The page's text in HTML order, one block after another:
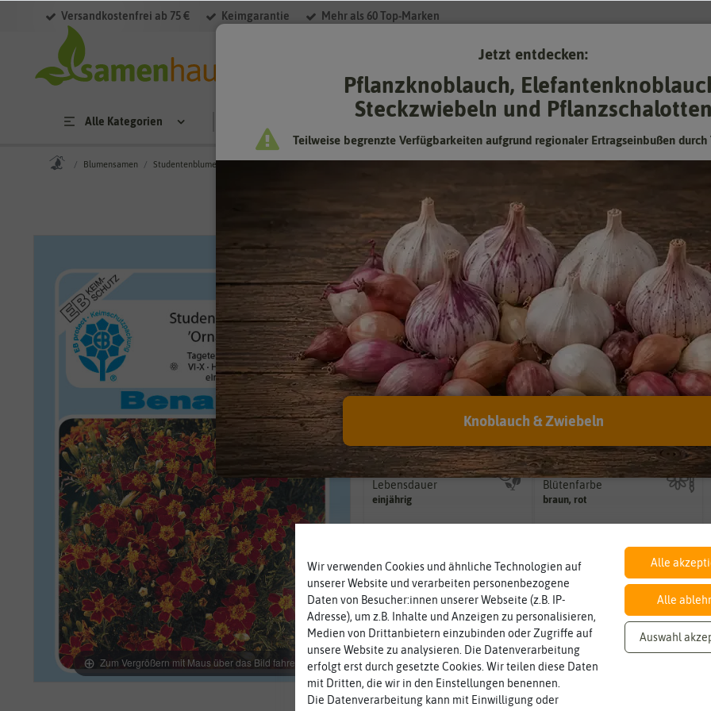
Versandkostenfrei ab 75 € Keimgarantie Mehr als 60 Top-Marken
Alle Kategorien
Blumensamen Studentenblumensamen
Zum Vergrößern mit Maus über das Bild fahren
Studentenblume Ornament
Hersteller:
Benary Samen
Artikelnummer:
W400081
4013016544006
Samen für ca. 120 Pflanzen
Wie viel ist enthalten
sonnig
Pflanze? (schattig, halbschattig,
Lebensdauer
einjährig
einjährig, zweijährig oder
mehrjährig. Blütenfarbe
braun, rot
Wie ist die Blüte eingefärbt? Kann
auch mehrfarbig sein.
Wir verwenden Cookies und ähnliche Technologien auf
unserer Website und verarbeiten personenbezogene
Daten von Besucher:innen unserer Webseite (z.B. IP-
Adresse), um z.B. Inhalte und Anzeigen zu personalisieren,
Medien von Drittanbietern einzubinden oder Zugriffe auf
unsere Website zu analysieren. Die Datenverarbeitung
erfolgt erst durch gesetzte Cookies. Wir teilen diese Daten
mit Dritten, die wir in den Einstellungen benennen.
Die Datenverarbeitung kann mit Einwilligung oder
Alle
Alle
Auswahl
Jetzt entdecken:
Pflanzknoblauch,
Steckzwiebeln und Pflanzschalotten
Teilweise begrenzte Verfügbarkeiten aufgrund regionaler Ertragseinbußen durch
Knoblauch & Zwiebeln